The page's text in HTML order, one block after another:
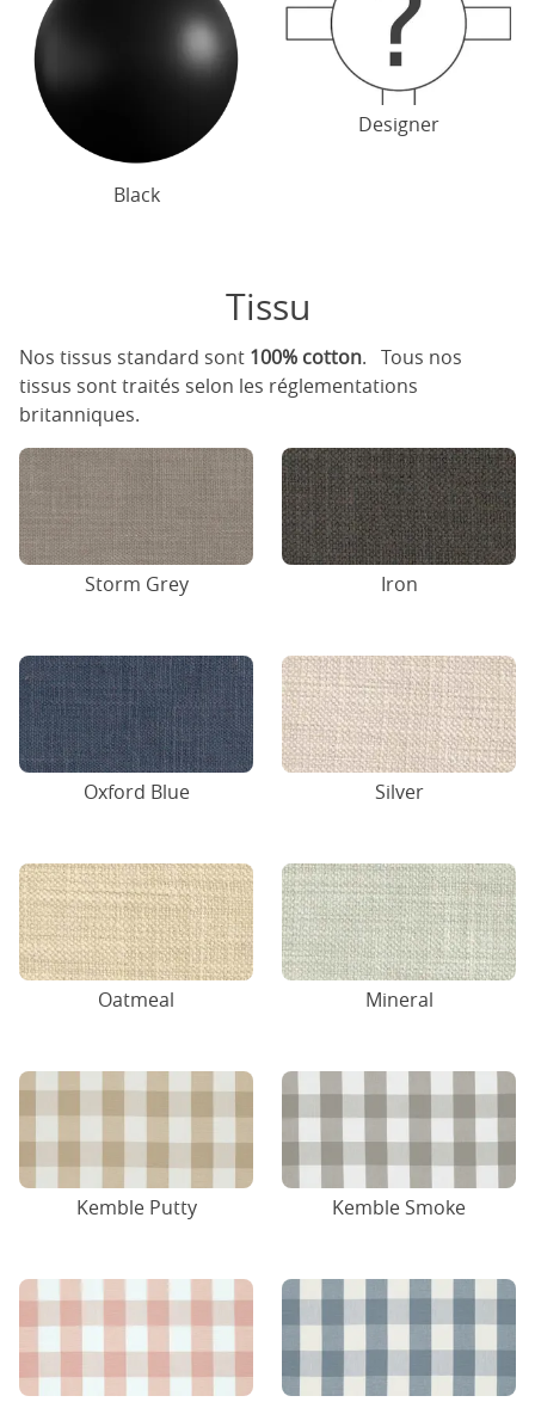
Black
Designer
Tissu
Nos tissus standard sont 100% cotton. Tous nos
tissus sont traités selon les réglementations
britanniques.
Storm Grey Iron
Oxford Blue Silver
Oatmeal Mineral
Kemble Putty Kemble Smoke